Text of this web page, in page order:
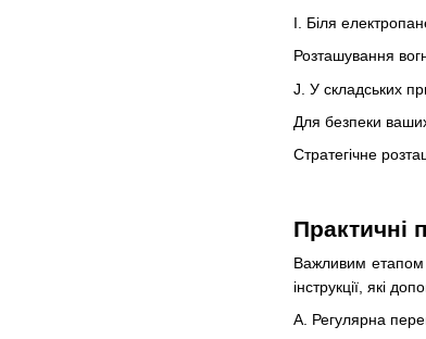
I. Біля
Розташування
J. У складських
Для безпеки ваших
Стратегічне
Практичні
Важливим етапом
інструкції, які
A. Регулярна